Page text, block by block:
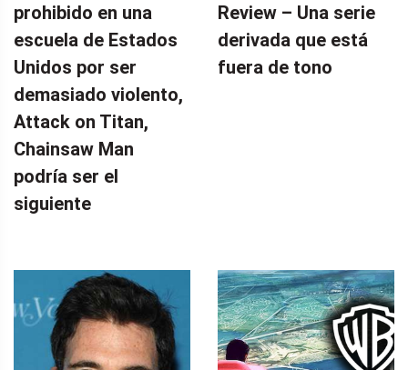
prohibido en una
escuela de Estados
Unidos por ser
demasiado violento,
Attack on Titan,
Chainsaw Man
podría ser el
siguiente
Review – Una serie
derivada que está
fuera de tono